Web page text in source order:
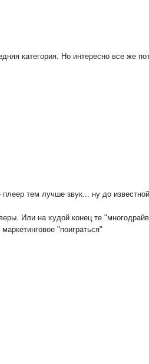
категория. Но интересно все же
тем лучше звук... ну до
Или на худой конец те
"поиграться"